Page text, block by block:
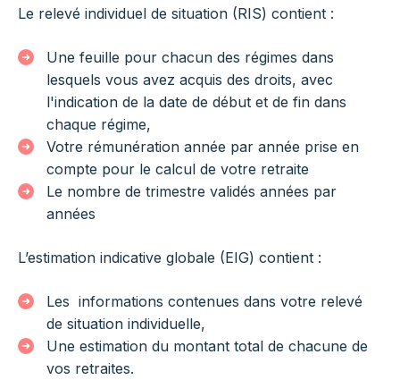
Le relevé individuel de situation (RIS) contient :
Une feuille pour chacun des régimes dans
lesquels vous avez acquis des droits, avec
l'indication de la date de début et de fin dans
chaque régime,
Votre rémunération année par année prise en
compte pour le calcul de votre retraite
Le nombre de trimestre validés années par
années
L’estimation indicative globale (EIG) contient :
Les informations contenues dans votre relevé
de situation individuelle,
Une estimation du montant total de chacune de
vos retraites.